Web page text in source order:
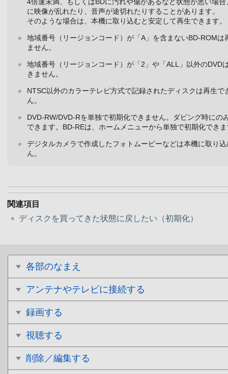
各部のなまえ
アンテナやテレビに接続する
録画する
視聴する
削除／編集する
4倍速未満、もしくはBDに汚れや傷があるなど状態が悪い場合
に映像が乱れたり、音声が途切れたりすることがあります。
そのような場合は、本機に取り込むと安定して再生できます。
地域番号（リージョンコード）が「A」を含まないBD-ROMは
ません。
地域番号（リージョンコード）が「2」や「ALL」以外のDVD
きません。
NTSC以外のカラーテレビ方式で記録されたディスクは再生で
ん。
DVD-RW/DVD-Rを単独で初期化できません。ダビング時にの
できます。BD-REは、ホームメニューから単独で初期化でき
デジタルカメラで作成したフォトムービーなどは本機に取り
ん。
関連項目
ディスクを買ってきた状態に戻したい（初期化）